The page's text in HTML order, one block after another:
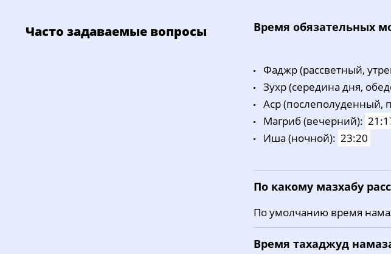
Часто задаваемые вопросы Bpeмя oбязaтeльных
Фaджp (рассветный,
Зухp (середина дня,
Acp (послеполуденный,
Maгриб (вечерний):
Иша (ночной): 23:20
По какому мазхабу
По умолчанию время
Время тахаджуд